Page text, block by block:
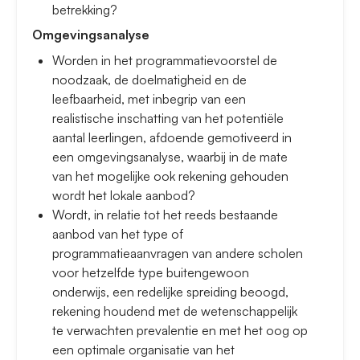
betrekking?
Omgevingsanalyse
Worden in het programmatievoorstel de
noodzaak, de doelmatigheid en de
leefbaarheid, met inbegrip van een
realistische inschatting van het potentiële
aantal leerlingen, afdoende gemotiveerd in
een omgevingsanalyse, waarbij in de mate
van het mogelijke ook rekening gehouden
wordt het lokale aanbod?
Wordt, in relatie tot het reeds bestaande
aanbod van het type of
programmatieaanvragen van andere scholen
voor hetzelfde type buitengewoon
onderwijs, een redelijke spreiding beoogd,
rekening houdend met de wetenschappelijk
te verwachten prevalentie en met het oog op
een optimale organisatie van het